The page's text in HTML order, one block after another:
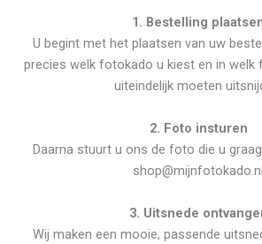
1. Bestelling
U begint met het plaatsen van uw
precies welk fotokado u kiest en in
uiteindelijk moeten
2. Foto insturen
Daarna stuurt u ons de foto die u
shop@mijnfotokado.nl
3. Uitsnede
Wij maken een mooie, passende